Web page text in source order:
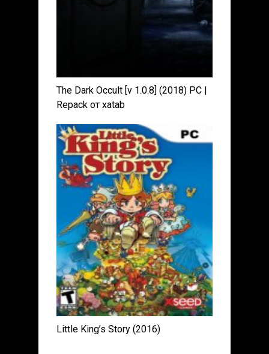
The Dark Occult [v 1.0.8] (2018) PC |
Repack от xatab
Little King’s Story (2016)